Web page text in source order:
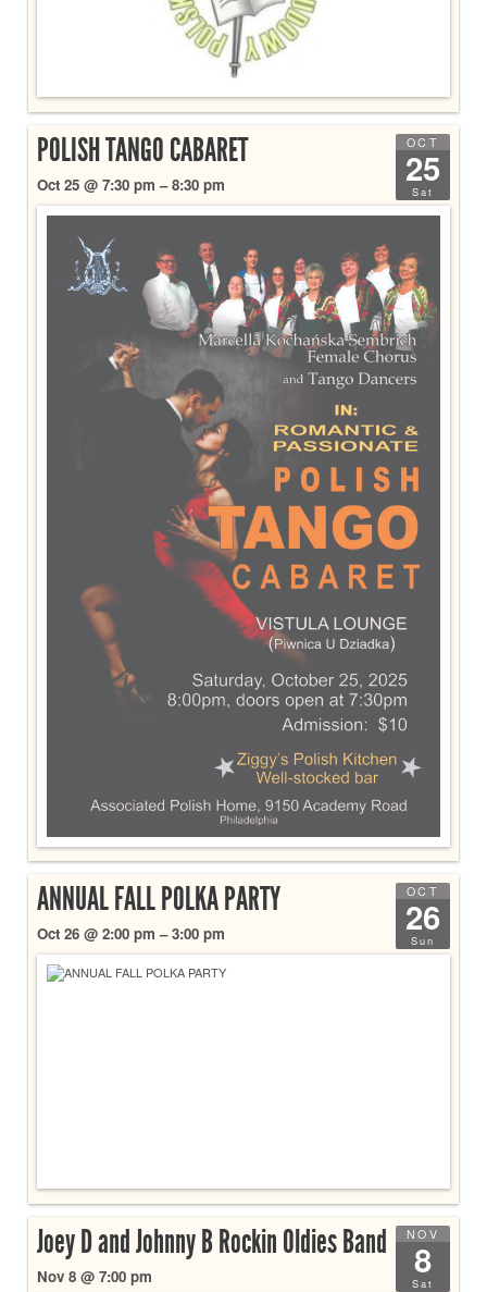
OCT
25
Sat
POLISH TANGO CABARET
Oct 25 @ 7:30 pm – 8:30 pm
OCT
26
Sun
ANNUAL FALL POLKA PARTY
Oct 26 @ 2:00 pm – 3:00 pm
NOV
8
Sat
Joey D and Johnny B Rockin Oldies Band
Nov 8 @ 7:00 pm